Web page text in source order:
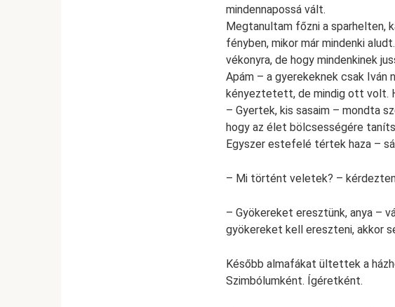
mindennapossá vált.
Megtanultam főzni a sparhelten,
fényben, mikor már mindenki
vékonyra, de hogy mindenkinek
Apám – a gyerekeknek csak
kényeztetett, de mindig ott volt.
– Gyertek, kis sasaim – mondta
hogy az élet bölcsességére
Egyszer estefelé tértek haza –
– Mi történt veletek? –
– Gyökereket eresztünk, anya –
gyökereket kell ereszteni, akkor
Később almafákat ültettek a
Szimbólumként. Ígéretként.